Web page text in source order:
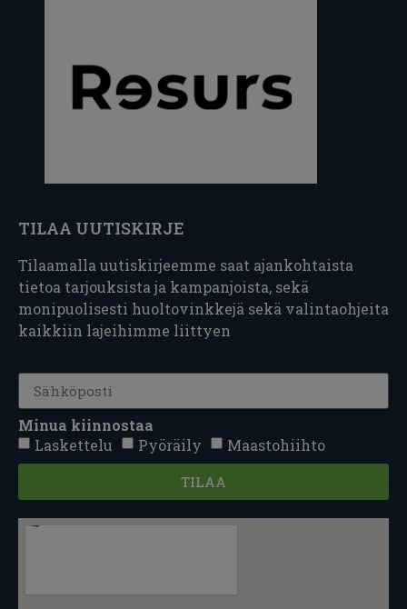
TILAA UUTISKIRJE
Tilaamalla uutiskirjeemme saat ajankohtaista
tietoa tarjouksista ja kampanjoista, sekä
monipuolisesti huoltovinkkejä sekä valintaohjeita
kaikkiin lajeihimme liittyen
Minua kiinnostaa
Laskettelu
Pyöräily Maastohiihto
TILAA